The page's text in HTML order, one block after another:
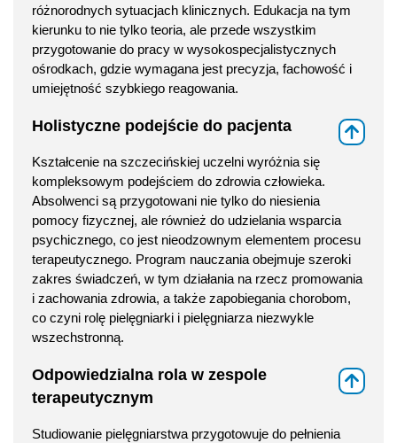
różnorodnych sytuacjach klinicznych. Edukacja na tym
kierunku to nie tylko teoria, ale przede wszystkim
przygotowanie do pracy w wysokospecjalistycznych
ośrodkach, gdzie wymagana jest precyzja, fachowość i
umiejętność szybkiego reagowania.
Holistyczne podejście do pacjenta
Kształcenie na szczecińskiej uczelni wyróżnia się
kompleksowym podejściem do zdrowia człowieka.
Absolwenci są przygotowani nie tylko do niesienia
pomocy fizycznej, ale również do udzielania wsparcia
psychicznego, co jest nieodzownym elementem procesu
terapeutycznego. Program nauczania obejmuje szeroki
zakres świadczeń, w tym działania na rzecz promowania
i zachowania zdrowia, a także zapobiegania chorobom,
co czyni rolę pielęgniarki i pielęgniarza niezwykle
wszechstronną.
Odpowiedzialna rola w zespole
terapeutycznym
Studiowanie pielęgniarstwa przygotowuje do pełnienia